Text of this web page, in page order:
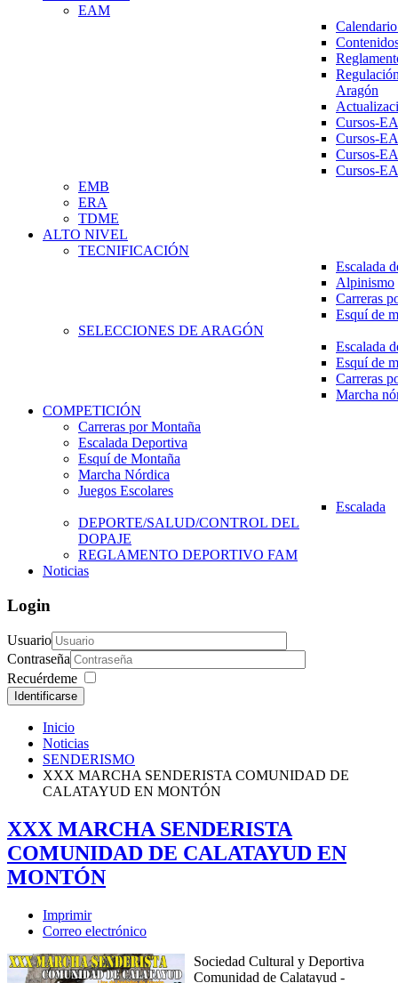
EAM
Aragón
Cursos-
Cursos-
Cursos-
Cursos-
EMB
ERA
TDME
ALTO NIVEL
TECNIFICACIÓN
Escalada
Alpinismo
Carreras
Esquí de
SELECCIONES DE ARAGÓN
Escalada
Esquí de
Carreras
Marcha
COMPETICIÓN
Carreras por Montaña
Escalada Deportiva
Esquí de Montaña
Marcha Nórdica
Juegos Escolares
Escalada
DEPORTE/SALUD/CONTROL DEL
DOPAJE
REGLAMENTO DEPORTIVO FAM
Noticias
Login
Usuario
Contraseña
Recuérdeme
Identificarse
Inicio
Noticias
SENDERISMO
XXX MARCHA SENDERISTA COMUNIDAD DE
CALATAYUD EN MONTÓN
XXX MARCHA SENDERISTA
COMUNIDAD DE CALATAYUD EN
MONTÓN
Imprimir
Correo electrónico
Sociedad Cultural y Deportiva
Comunidad de Calatayud -